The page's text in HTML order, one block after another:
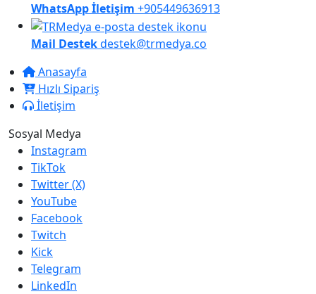
WhatsApp İletişim +905449636913
Mail Destekdestek@trmedya.co
Anasayfa
Hızlı Sipariş
İletişim
Sosyal Medya
Instagram
TikTok
Twitter (X)
YouTube
Facebook
Twitch
Kick
Telegram
LinkedIn